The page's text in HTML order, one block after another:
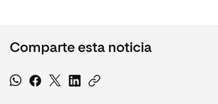
Comparte esta noticia